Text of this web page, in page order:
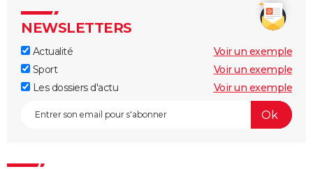
NEWSLETTERS
Actualité
Voir un exemple
Sport
Voir un exemple
Les dossiers d'actu
Voir un exemple